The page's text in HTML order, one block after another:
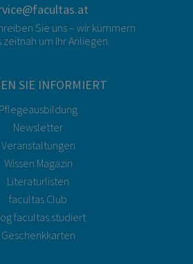
Sie uns – wir kümmern
zeitnah um Ihr Anliegen.
SIE INFORMIERT
Pflegeausbildung
Newsletter
Veranstaltungen
Wissen Magazin
Literaturlisten
facultas Club
facultas.studiert
Geschenkkarten